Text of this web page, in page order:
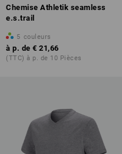
Chemise Athletik seamless
e.s.trail
5 couleurs
à p. de € 21,66
(TTC) à p. de 10 Pièces